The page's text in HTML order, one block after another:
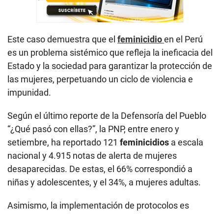
Este caso demuestra que el feminicidioen el Perú
es un problema sistémico que refleja la ineficacia del
Estado y la sociedad para garantizar la protección de
las mujeres, perpetuando un ciclo de violencia e
impunidad.
Según el último reporte de la Defensoría del Pueblo
“¿Qué pasó con ellas?”, la PNP, entre enero y
setiembre, ha reportado 121 feminicidios a escala
nacional y 4.915 notas de alerta de mujeres
desaparecidas. De estas, el 66% correspondió a
niñas y adolescentes, y el 34%, a mujeres adultas.
Asimismo, la implementación de protocolos es